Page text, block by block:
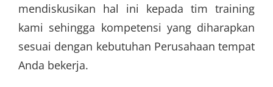
mendiskusikan hal ini kepada tim training
kami sehingga kompetensi yang diharapkan
sesuai dengan kebutuhan Perusahaan tempat
Anda bekerja.